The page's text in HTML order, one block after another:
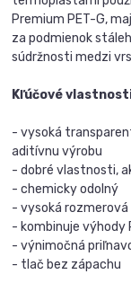
Premium PET-G,
za podmienok
súdržnosti medzi
Kľúčové
- vysoká
aditívnu výrobu
- dobré vlastnosti,
- chemicky odolný
- vysoká rozmerová
- kombinuje výhody
- výnimočná
- tlač bez zápachu